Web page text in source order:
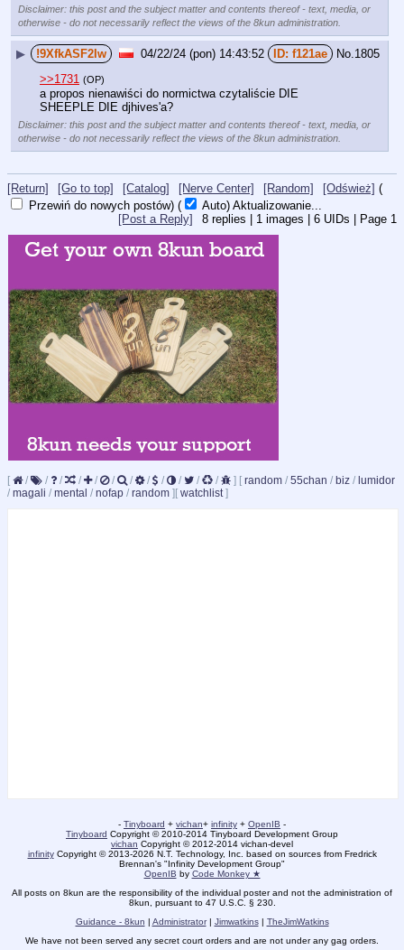
Disclaimer: this post and the subject matter and contents thereof - text, media, or
otherwise - do not necessarily reflect the views of the 8kun administration.
▶ !9XfkASF2Iw 04/22/24 (pon) 14:43:52 f121ae No. 1805
>>1731 (OP)
a propos nienawiści do normictwa czytaliście DIE
SHEEPLE DIE djhives'a?
Disclaimer: this post and the subject matter and contents thereof - text, media, or
otherwise - do not necessarily reflect the views of the 8kun administration.
[Return] [Go to top] [Catalog] [Nerve Center] [Random] [Odśwież] (
Przewiń do nowych postów) ( Auto) Aktualizowanie...
8 replies | 1 images | 6 UIDs | Page 1
[Post a Reply]
[ / / / / / / / / / / / / ] [ random / 55chan / biz / lumidor
/ magali / mental / nofap / random ] [ watchlist]
- Tinyboard + vichan+ infinity + OpenIB -
Tinyboard Copyright © 2010-2014 Tinyboard Development Group
vichan Copyright © 2012-2014 vichan-devel
infinityCopyright © 2013-2026 N.T. Technology, Inc. based on sources from Fredrick
Brennan's "Infinity Development Group"
OpenIB by Code Monkey ★
All posts on 8kun are the responsibility of the individual poster and not the administration of
8kun, pursuant to 47 U.S.C. § 230.
Guidance - 8kun | Administrator| Jimwatkins| TheJimWatkins
We have not been served any secret court orders and are not under any gag orders.